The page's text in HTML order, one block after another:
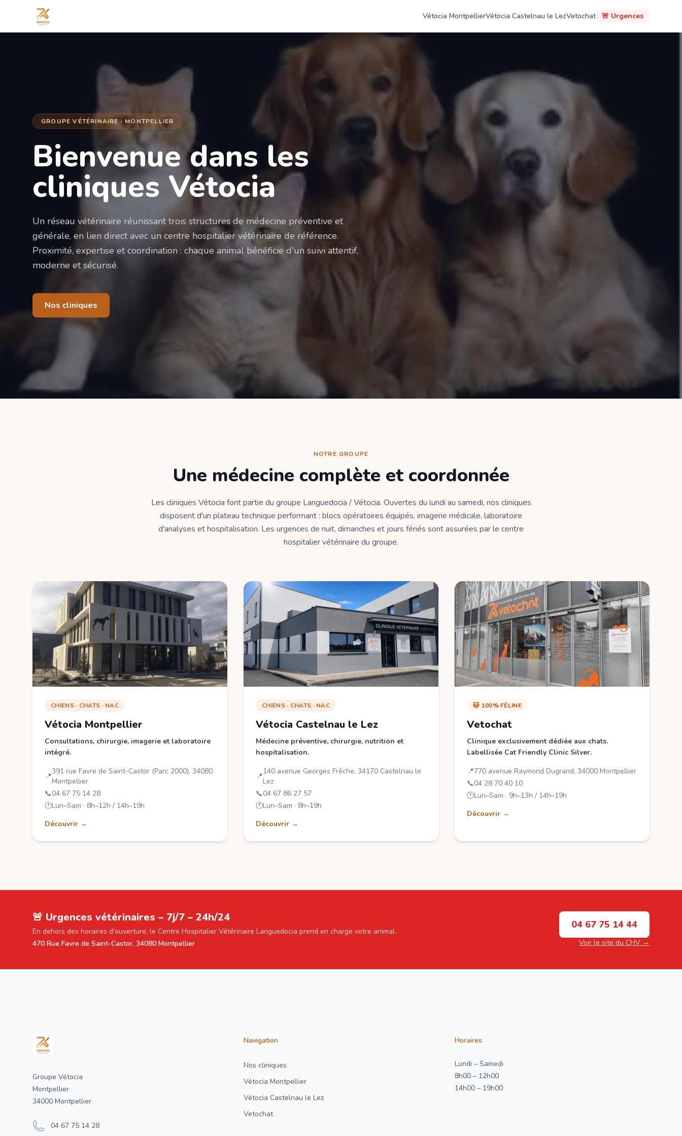
Vétocia MontpellierVétocia Castelnau le LezVetochat 🚨 Urgences
GROUPE VÉTÉRINAIRE · MONTPELLIER
Bienvenue dans les
cliniques Vétocia
Un réseau vétérinaire réunissant trois structures de médecine préventive et
générale, en lien direct avec un centre hospitalier vétérinaire de référence.
Proximité, expertise et coordination : chaque animal bénéficie d'un suivi attentif,
moderne et sécurisé.
Nos cliniques
NOTRE GROUPE
Une médecine complète et coordonnée
Les cliniques Vétocia font partie du groupe Languedocia / Vétocia. Ouvertes du lundi au samedi, nos cliniques
disposent d'un plateau technique performant : blocs opératoires équipés, imagerie médicale, laboratoire
d'analyses et hospitalisation. Les urgences de nuit, dimanches et jours fériés sont assurées par le centre
hospitalier vétérinaire du groupe.
CHIENS · CHATS · NAC
Vétocia Montpellier
Consultations, chirurgie, imagerie et laboratoire
intégré.
📍
391 rue Favre de Saint-Castor (Parc 2000), 34080
Montpellier
📞04 67 75 14 28
🕐Lun–Sam · 8h–12h / 14h–19h
Découvrir →
CHIENS · CHATS · NAC
Vétocia Castelnau le Lez
Médecine préventive, chirurgie, nutrition et
hospitalisation.
📍
140 avenue Georges Frêche, 34170 Castelnau le
Lez
📞04 67 86 27 57
🕐Lun–Sam · 8h–19h
Découvrir →
🐱 100% FÉLINE
Vetochat
Clinique exclusivement dédiée aux chats.
Labellisée Cat Friendly Clinic Silver.
📍770 avenue Raymond Dugrand, 34000 Montpellier
📞04 28 70 40 10
🕐Lun–Sam · 9h–13h / 14h–19h
Découvrir →
🚨 Urgences vétérinaires – 7j/7 – 24h/24
En dehors des horaires d'ouverture, le Centre Hospitalier Vétérinaire Languedocia prend en charge votre animal.
470 Rue Favre de Saint-Castor, 34080 Montpellier
04 67 75 14 44
Voir le site du CHV →
Groupe Vétocia
Montpellier
34000 Montpellier
04 67 75 14 28
Navigation
Nos cliniques
Vétocia Montpellier
Vétocia Castelnau le Lez
Vetochat
Horaires
Lundi – Samedi
8h00 – 12h00
14h00 – 19h00